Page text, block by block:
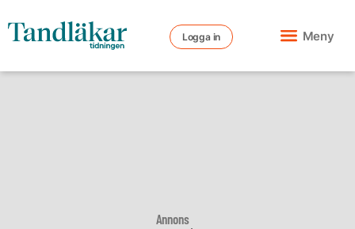
Logga in Meny
Annons